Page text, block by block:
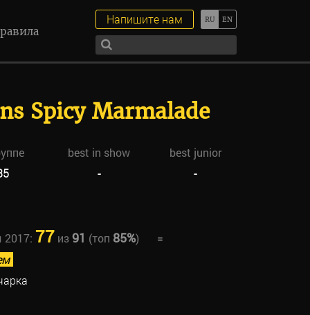
Напишите нам
Spicy Marmalade
best in show
best junior
- -
2017: 77 из91 (топ 85%)
=